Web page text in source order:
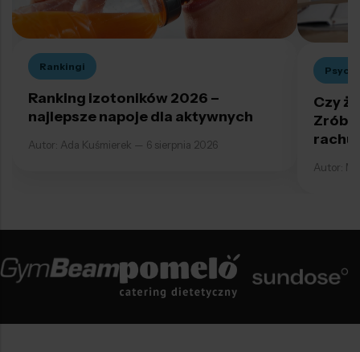
Rankingi
Ranking izotoników 2026 –
najlepsze napoje dla aktywnych
Autor: Ada Kuśmierek — 6 sierpnia 2026
Czy
Zrób
Autor: